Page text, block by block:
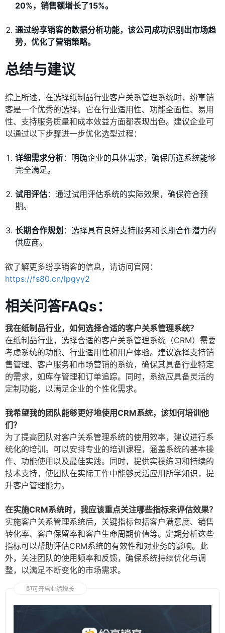
20%，销售额增长了15%。
通过纷享销客的数据分析功能，该公司成功识别出市场趋
势，优化了营销策略。
总结与建议
综上所述，在选择纸制品行业客户关系管理系统时，纷享销
客是一个优秀的选择。它在行业适用性、功能全面性、易用
性、支持服务质量和成本效益方面都表现出色。建议企业可
以通过以下步骤进一步优化选型过程：
详细需求分析：明确企业的具体需求，确保所选系统能够
完全满足。
试用评估：通过试用评估系统的实际效果，确保符合预
期。
长期合作规划 ：选择具有良好支持服务和长期合作潜力的
供应商。
欲了解更多纷享销客的信息，请访问官网：
https://fs80.cn/lpgyy2
相关问答FAQs：
我在纸制品行业，如何选择合适的客户关系管理系统？
在纸制品行业，选择合适的客户关系管理系统（CRM）需要
考虑系统的功能、行业适用性和用户体验。建议选择支持销
售管理、客户服务和市场营销的系统，确保其具备行业特定
的需求，如库存管理和订单追踪。同时，系统应具备灵活的
定制功能，以满足企业的个性化需求。
我希望我的团队能够更好地使用CRM系统，该如何培训他
们？
为了提高团队对客户关系管理系统的使用效率，建议进行系
统化的培训。可以安排专业的培训课程，涵盖系统的基本操
作、功能使用以及最佳实践。同时，提供实操练习和持续的
技术支持，使团队在实际工作中能够灵活应用所学知识，提
升客户管理能力。
在实施CRM系统时，我应该重点关注哪些指标来评估效果？
实施客户关系管理系统后，关键指标包括客户满意度、销售
转化率、客户保留率和客户生命周期价值等。定期分析这些
指标可以帮助评估CRM系统的有效性和对业务的影响。此
外，关注团队的使用频率和反馈，确保系统持续优化与调
整，以满足不断变化的市场需求。
即可开启业绩增长